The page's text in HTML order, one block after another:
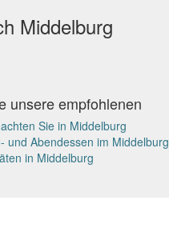
Middelburg
unsere empfohlenen
Sie in Middelburg
und Abendessen im Middelburg
in Middelburg